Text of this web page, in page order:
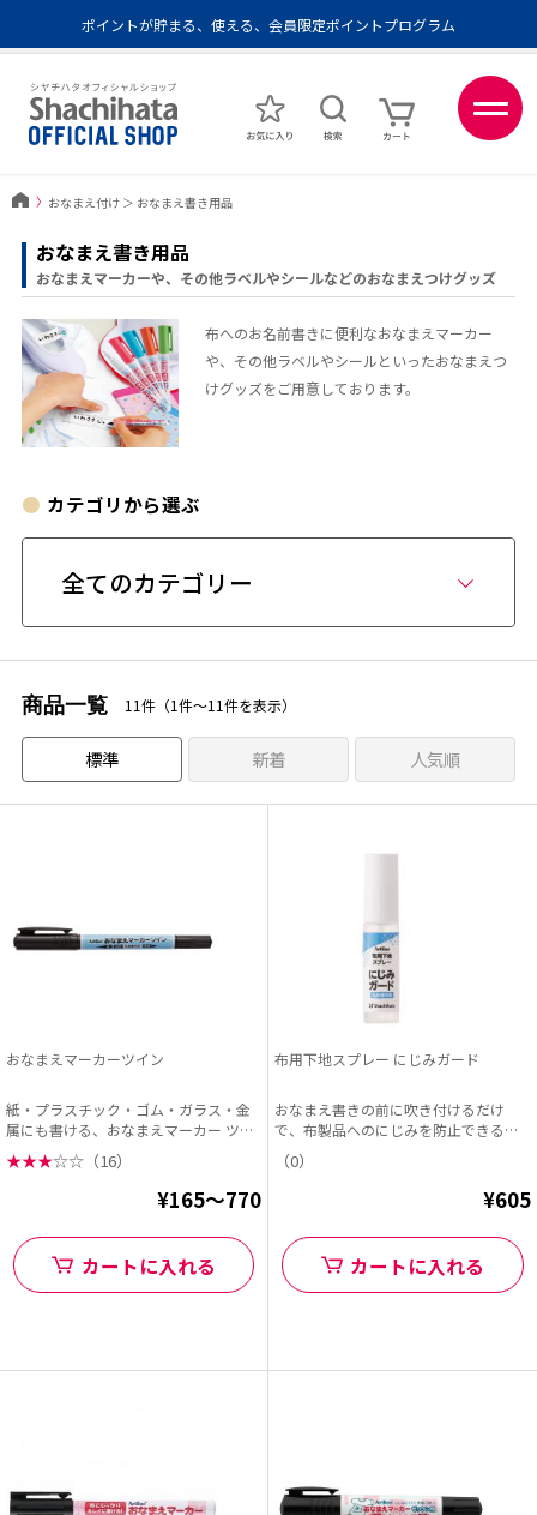
ポイントが貯まる、使える、会員限定ポイントプログラム
メール便1,500円以上 / 宅配便3,500円以上のお買い物で送料無料
あなたに最適なスタンプをシヤチハタがレコメンド
〉 おなまえ付け＞ おなまえ書き用品
おなまえ書き用品
おなまえマーカーや、その他ラベルやシールなどのおなまえつけグッズ
布へのお名前書きに便利なおなまえマーカー
や、その他ラベルやシールといったおなまえつ
けグッズをご用意しております。
カテゴリから選ぶ
全てのカテゴリー
商品一覧 11件（1件〜11件を表示）
標準 新着 人気順
おなまえマーカーツイン
紙・プラスチック・ゴム・ガラス・金
属にも書ける、おなまえマーカー ツイ
ンです。 1本で...
★★★☆☆ （16）
¥165～770
カートに入れる
布用下地スプレー にじみガード
おなまえ書きの前に吹き付けるだけ
で、布製品へのにじみを防止できる透
明タイプのスプレー。 ...
（0）
¥605
カートに入れる